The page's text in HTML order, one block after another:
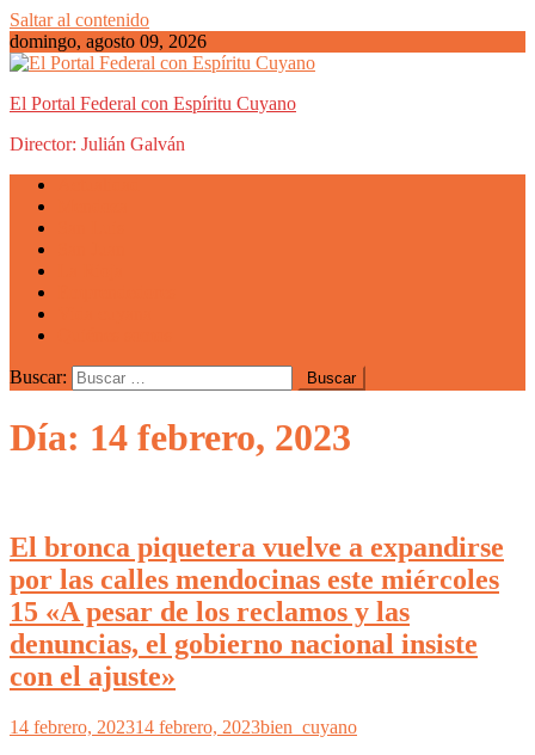
Saltar al contenido
domingo, agosto 09, 2026
El Portal Federal con Espíritu Cuyano
Director: Julián Galván
Buscar:
Día: 14 febrero, 2023
El bronca piquetera vuelve a expandirse
por las calles mendocinas este miércoles
15 «A pesar de los reclamos y las
denuncias, el gobierno nacional insiste
con el ajuste»
14 febrero, 202314 febrero, 2023bien_cuyano